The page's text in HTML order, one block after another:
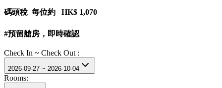
碼頭稅 每位約 HK$ 1,070
#預留艙房，即時確認
Check In ~ Check Out :
2026-09-27 ~ 2026-10-04
Rooms: